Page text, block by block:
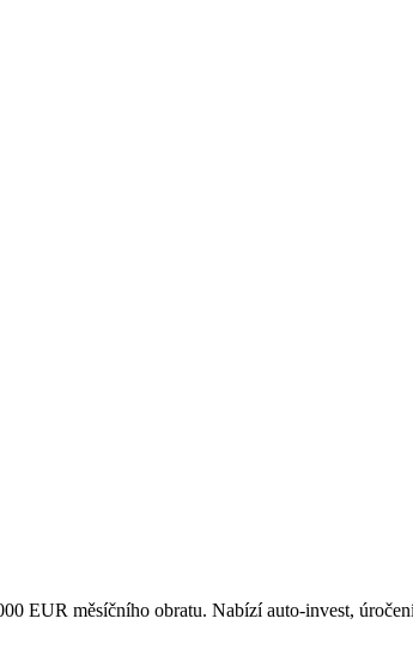
EUR měsíčního obratu. Nabízí auto-invest,